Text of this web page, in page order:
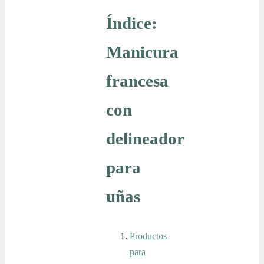
Índice:
Manicura
francesa
con
delineador
para
uñas
Productos
para